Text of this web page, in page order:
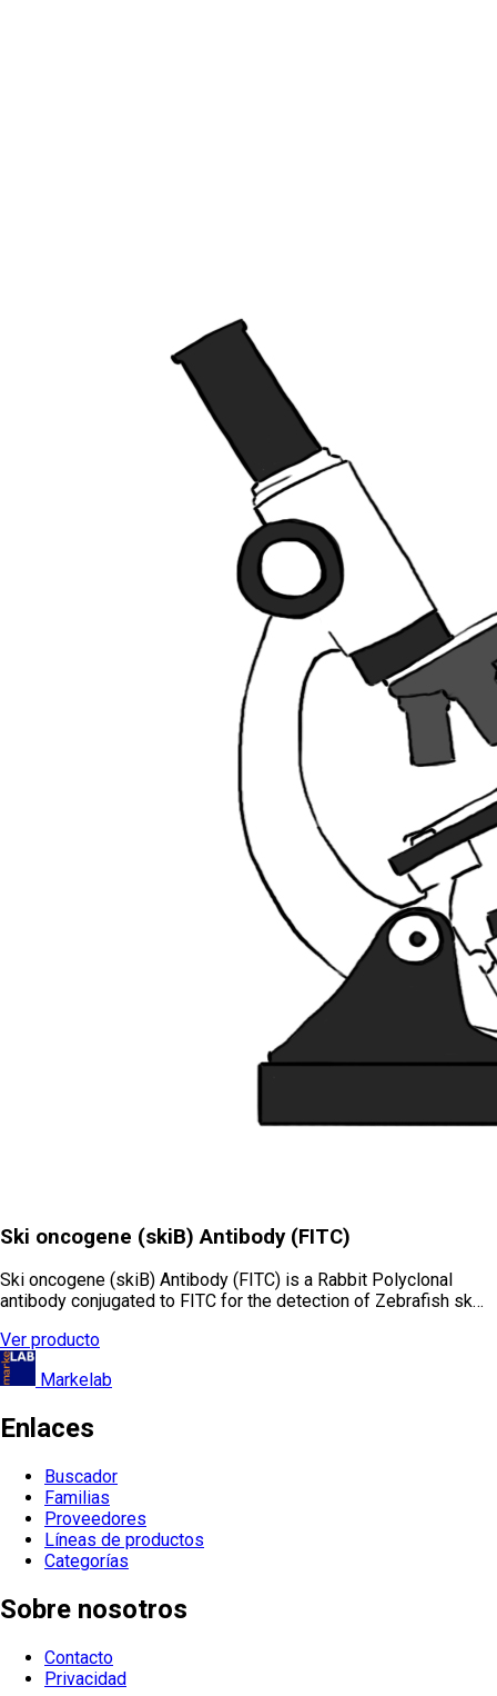
Ski oncogene (skiB) Antibody (FITC)
Ski oncogene (skiB) Antibody (FITC) is a Rabbit Polyclonal
antibody conjugated to FITC for the detection of Zebrafish sk…
Ver producto
Markelab
Enlaces
Buscador
Familias
Proveedores
Líneas de productos
Categorías
Sobre nosotros
Contacto
Privacidad